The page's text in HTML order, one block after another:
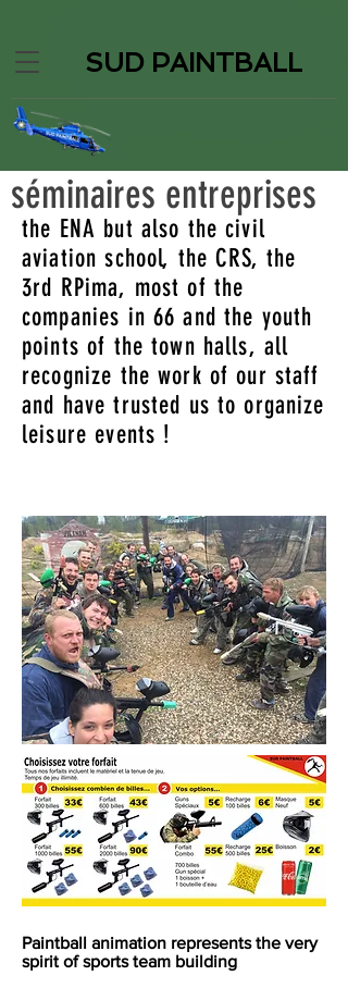
SUD PAINTBALL
the ENA but also the civil
aviation school, the CRS, the
3rd RPima, most of the
companies in 66 and the youth
points of the town halls, all
recognize the work of our staff
and have trusted us to organize
leisure events !
séminaires entreprises
Paintball animation represents the very
spirit of sports team building